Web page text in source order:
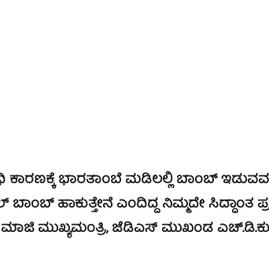
ಭಾರತಾಂಬೆ ಮಡಿಲಲ್ಲಿ ಬಾಂಬ್
ಬಾಂಬ್ ಹಾಕುತ್ತೇನೆ ಎಂದಿದ್ದ ನಿಮ್ಮದೇ
ಮುಖ್ಯಮಂತ್ರಿ, ಜೆಡಿಎಸ್ ಮುಖಂಡ